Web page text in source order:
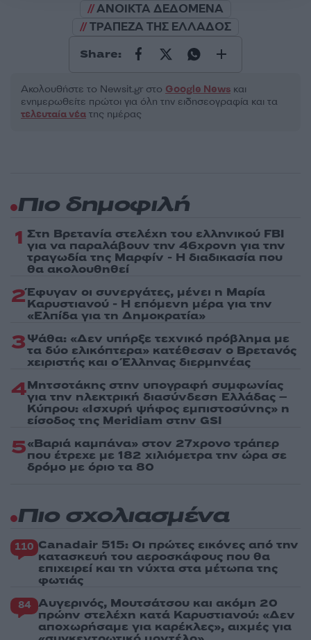
ΑΝΟΙΚΤΑ ΔΕΔΟΜΕΝΑ
ΤΡΑΠΕΖΑ ΤΗΣ ΕΛΛΑΔΟΣ
Share:
Ακολουθήστε το Νewsit.gr στο Google News και
ενημερωθείτε πρώτοι για όλη την ειδησεογραφία και τα
τελευταία νέα της ημέρας
Πιο δημοφιλή
1 Στη Βρετανία στελέχη του ελληνικού FBI
για να παραλάβουν την 46χρονη για την
τραγωδία της Μαρφίν - Η διαδικασία που
θα ακολουθηθεί
2Έφυγαν οι συνεργάτες, μένει η Μαρία
Καρυστιανού - Η επόμενη μέρα για την
«Ελπίδα για τη Δημοκρατία»
3Ψάθα: «Δεν υπήρξε τεχνικό πρόβλημα με
τα δύο ελικόπτερα» κατέθεσαν ο Βρετανός
χειριστής και ο Έλληνας διερμηνέας
4Μητσοτάκης στην υπογραφή συμφωνίας
για την ηλεκτρική διασύνδεση Ελλάδας –
Κύπρου: «Ισχυρή ψήφος εμπιστοσύνης» η
είσοδος της Meridiam στην GSI
5«Βαριά καμπάνα» στον 27χρονο τράπερ
που έτρεχε με 182 χιλιόμετρα την ώρα σε
δρόμο με όριο τα 80
Πιο σχολιασμένα
110 Canadair 515: Οι πρώτες εικόνες από την
κατασκευή του αεροσκάφους που θα
επιχειρεί και τη νύχτα στα μέτωπα της
φωτιάς
84 Αυγερινός, Μουτσάτσου και ακόμη 20
πρώην στελέχη κατά Καρυστιανού: «Δεν
αποχωρήσαμε για καρέκλες», αιχμές για